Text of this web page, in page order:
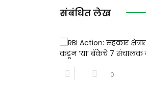
संबंधित लेख
0